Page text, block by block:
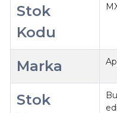
Stok
Kodu
Marka
Stok